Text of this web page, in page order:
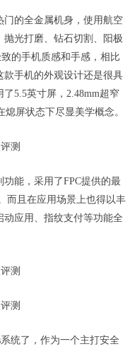
的全金属机身，使用航空
抛光打磨、钻石切割、阳极
的手机质感和手感，相比
手机的外观设计还是很具
5.5英寸屏，2.48mm超窄
屏状态下尽显美学概念。
能，采用了FPC提供的最
而且在应用场景上也得以丰
应用、指纹支付等功能全
统了，作为一个主打安全